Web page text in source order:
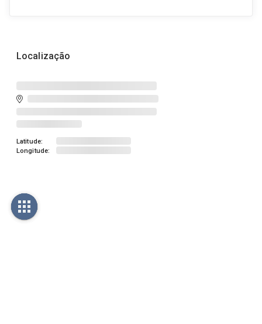
Localização
Latitude:
Longitude: